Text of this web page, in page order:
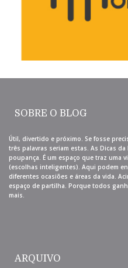
SOBRE O BLOG
Útil, divertido e próximo. Se fosse
três palavras seriam estas. As Dicas
poupança. É um espaço que traz uma
(escolhas inteligentes). Aqui podem
diferentes ocasiões e áreas da vida.
espaço de partilha. Porque todos
mais.
ARQUIVO